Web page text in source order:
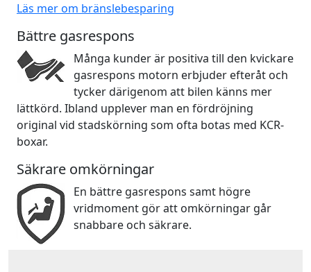
Läs mer om bränslebesparing
Bättre gasrespons
Många kunder är positiva till den kvickare
gasrespons motorn erbjuder efteråt och
tycker därigenom att bilen känns mer
lättkörd. Ibland upplever man en fördröjning
original vid stadskörning som ofta botas med KCR-
boxar.
Säkrare omkörningar
En bättre gasrespons samt högre
vridmoment gör att omkörningar går
snabbare och säkrare.